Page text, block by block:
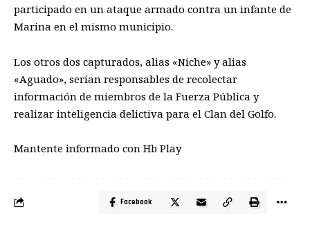
participado en un ataque armado contra un infante de
Marina en el mismo municipio.
Los otros dos capturados, alias «Niche» y alias
«Aguado», serían responsables de recolectar
información de miembros de la Fuerza Pública y
realizar inteligencia delictiva para el Clan del Golfo.
Mantente informado con Hb Play
Facebook